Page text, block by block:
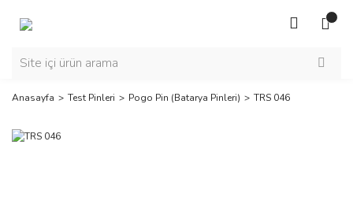
Anasayfa Test Pinleri Pogo Pin (Batarya Pinleri) TRS 046